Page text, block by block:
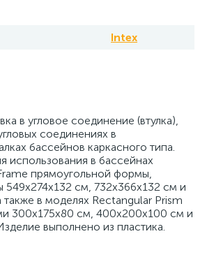
Intex
в угловое соединение (втулка),
соединениях в
бассейнов каркасного типа.
использования в бассейнах
прямоугольной формы,
см, 732х366х132 см и
в моделях Rectangular Prism
300х175х80 см, 400х200х100 см и
выполнено из пластика.